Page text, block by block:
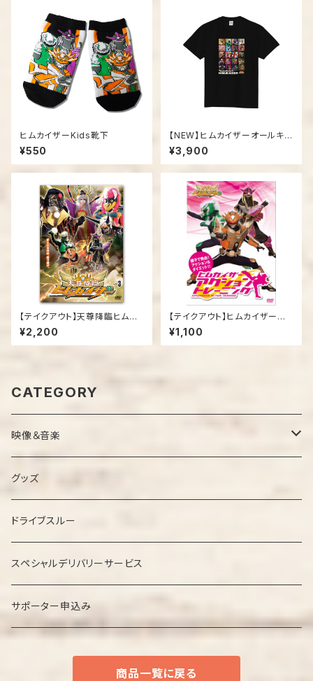
ヒムカイザーKids靴下
¥550
【NEW】ヒムカイザーオールキャ
ラTシャツ
¥3,900
【テイクアウト】天尊降臨ヒムカ
イザーDVD第３弾
¥2,200
【テイクアウト】ヒムカイザーア
クショントレーニング
¥1,100
CATEGORY
映像＆音楽
ＤＶＤ
ＣＤ
グッズ
ドライブスルー
スペシャルデリバリーサービス
サポーター申込み
商品一覧に戻る